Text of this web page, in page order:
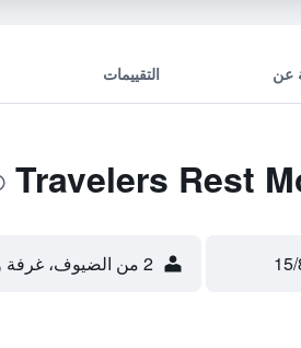
عن التقييمات
2 من الضيوف، غرفة واحدة